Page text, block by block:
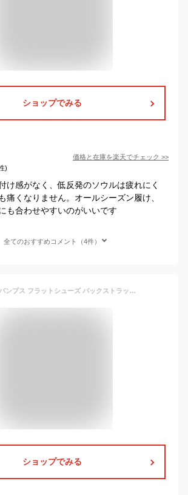
ショップでみる
価格と在庫を楽天でチェック >>
)
け感がなく、低反発のソウルは疲れにく
痛くなりません。オールシーズン履け、
も合わせやすいのがいいです
全てのおすすめコメント（4件）
バイカラー パンプス フラットシューズ バックストラップ スリングバックシューズ バックオープン ローヒール ラウンドトゥ レディース 歩きやすい 疲れない 春 夏 秋 20代 30代 40代 おしゃれ かわいい きれいめ レディ モード シンプル ベージュ ブラック 黒 ヒール 1.7cm
ショップでみる